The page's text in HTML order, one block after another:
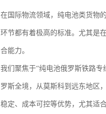
在国际物流领域，纯电池类货物
环节都有着极高的标准。尤其是
合能力。
我们聚焦于“纯电池俄罗斯铁路
罗斯全境，从莫斯科到远东地区
稳定、成本可控等优势，尤其适